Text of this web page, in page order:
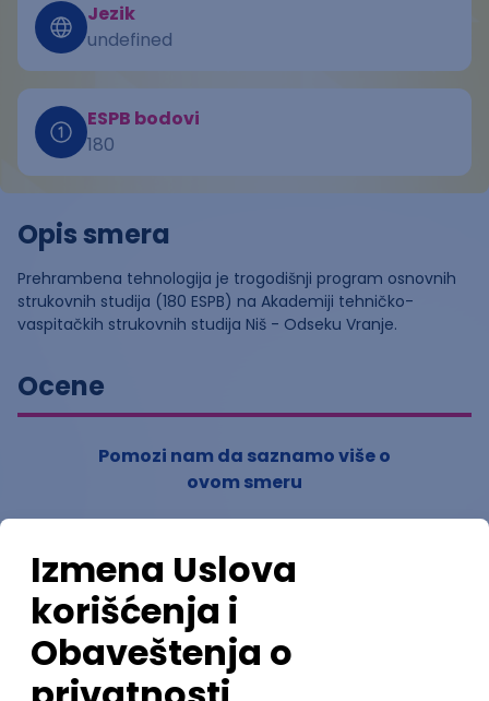
Jezik
undefined
ESPB bodovi
180
Opis smera
Prehrambena tehnologija je trogodišnji program osnovnih
strukovnih studija (180 ESPB) na Akademiji tehničko-
vaspitačkih strukovnih studija Niš - Odseku Vranje.
Ocene
Pomozi nam da saznamo više o
ovom smeru
( ocena)
Ostavi ocenu
Nastavni kadar